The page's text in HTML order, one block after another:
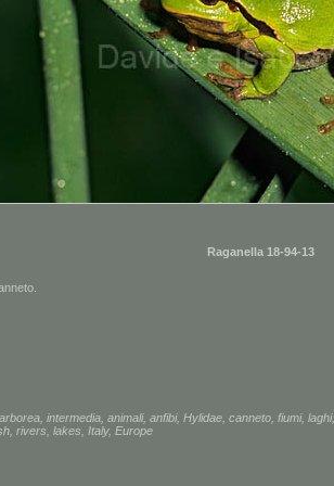
Raganella 18-94-13
arborea intermedia animali, anfibi, Hylidae canneto fiumi, laghi,
rivers lakes Italy, Europe